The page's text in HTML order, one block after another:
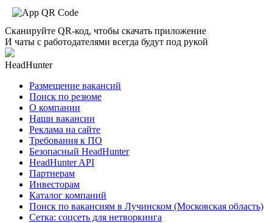
Сканируйте QR-код, чтобы скачать приложение
И чаты с работодателями всегда будут под рукой
HeadHunter
Размещение вакансий
Поиск по резюме
О компании
Наши вакансии
Реклама на сайте
Требования к ПО
Безопасный HeadHunter
HeadHunter API
Партнерам
Инвесторам
Каталог компаний
Поиск по вакансиям в Лучинском (Московская область)
Сетка: соцсеть для нетворкинга